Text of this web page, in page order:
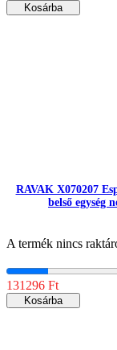
Kosárba
RAVAK X070207
belső egység
A termék nincs
131296 Ft
Kosárba